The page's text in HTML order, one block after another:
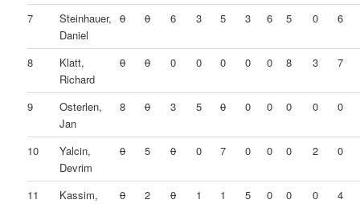
7
Steinhauer,
Daniel
0 0 6 3 5 3 6 5 0 6
8
Klatt,
Richard
0 0 0 0 0 0 0 8 3 7
9
Osterlen,
Jan
8 0 3 5 0 0 0 0 0 0
10
Yalcin,
Devrim
0 5 0 0 7 0 0 0 2 0
11
Kassim,
0 2 0 1 1 5 0 0 0 4